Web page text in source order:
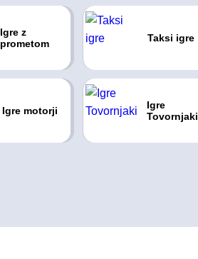
Igre z
prometom
Taksi igre
Igre motorji
Igre
Tovornjaki